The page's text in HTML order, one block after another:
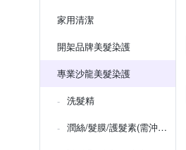
家用清潔
開架品牌美髮染護
專業沙龍美髮染護
洗髮精
潤絲/髮膜/護髮素(需沖洗)